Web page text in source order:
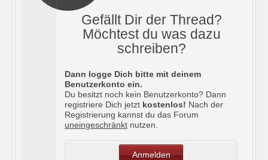
Gefällt Dir der Thread?
Möchtest du was dazu
schreiben?
Dann logge Dich bitte mit deinem
Benutzerkonto ein.
Du besitzt noch kein Benutzerkonto? Dann
registriere Dich jetzt kostenlos! Nach der
Registrierung kannst du das Forum
uneingeschränkt nutzen.
Anmelden